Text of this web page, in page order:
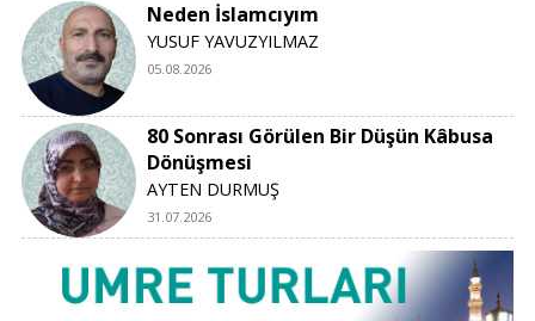
Neden İslamcıyım
YUSUF YAVUZYILMAZ
05.08.2026
80 Sonrası Görülen Bir Düşün Kâbusa
Dönüşmesi
AYTEN DURMUŞ
31.07.2026